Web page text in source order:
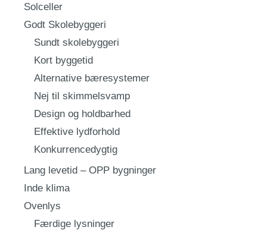
Solceller
Godt Skolebyggeri
Sundt skolebyggeri
Kort byggetid
Alternative bæresystemer
Nej til skimmelsvamp
Design og holdbarhed
Effektive lydforhold
Konkurrencedygtig
Lang levetid – OPP bygninger
Inde klima
Ovenlys
Færdige lysninger